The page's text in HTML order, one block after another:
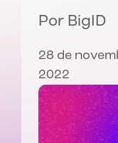
Por BigID
28 de
2022